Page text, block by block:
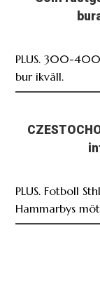
PLUS. 300-
bur ikväll.
PLUS. Fotboll
Hammarbys